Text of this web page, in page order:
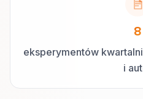
8
eksperymentów
i